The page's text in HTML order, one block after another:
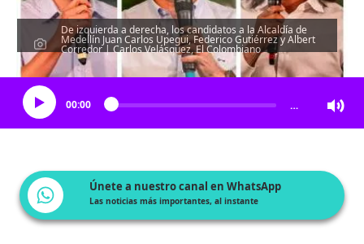
De izquierda a derecha, los candidatos a la Alcaldía de
Medellín Juan Carlos Upegui, Federico Gutiérrez y Albert
Corredor | Carlos Velásquez, El Colombiano
Escucha el artículo
00:00 …
Únete a nuestro canal en WhatsApp
Las noticias más importantes, al instante